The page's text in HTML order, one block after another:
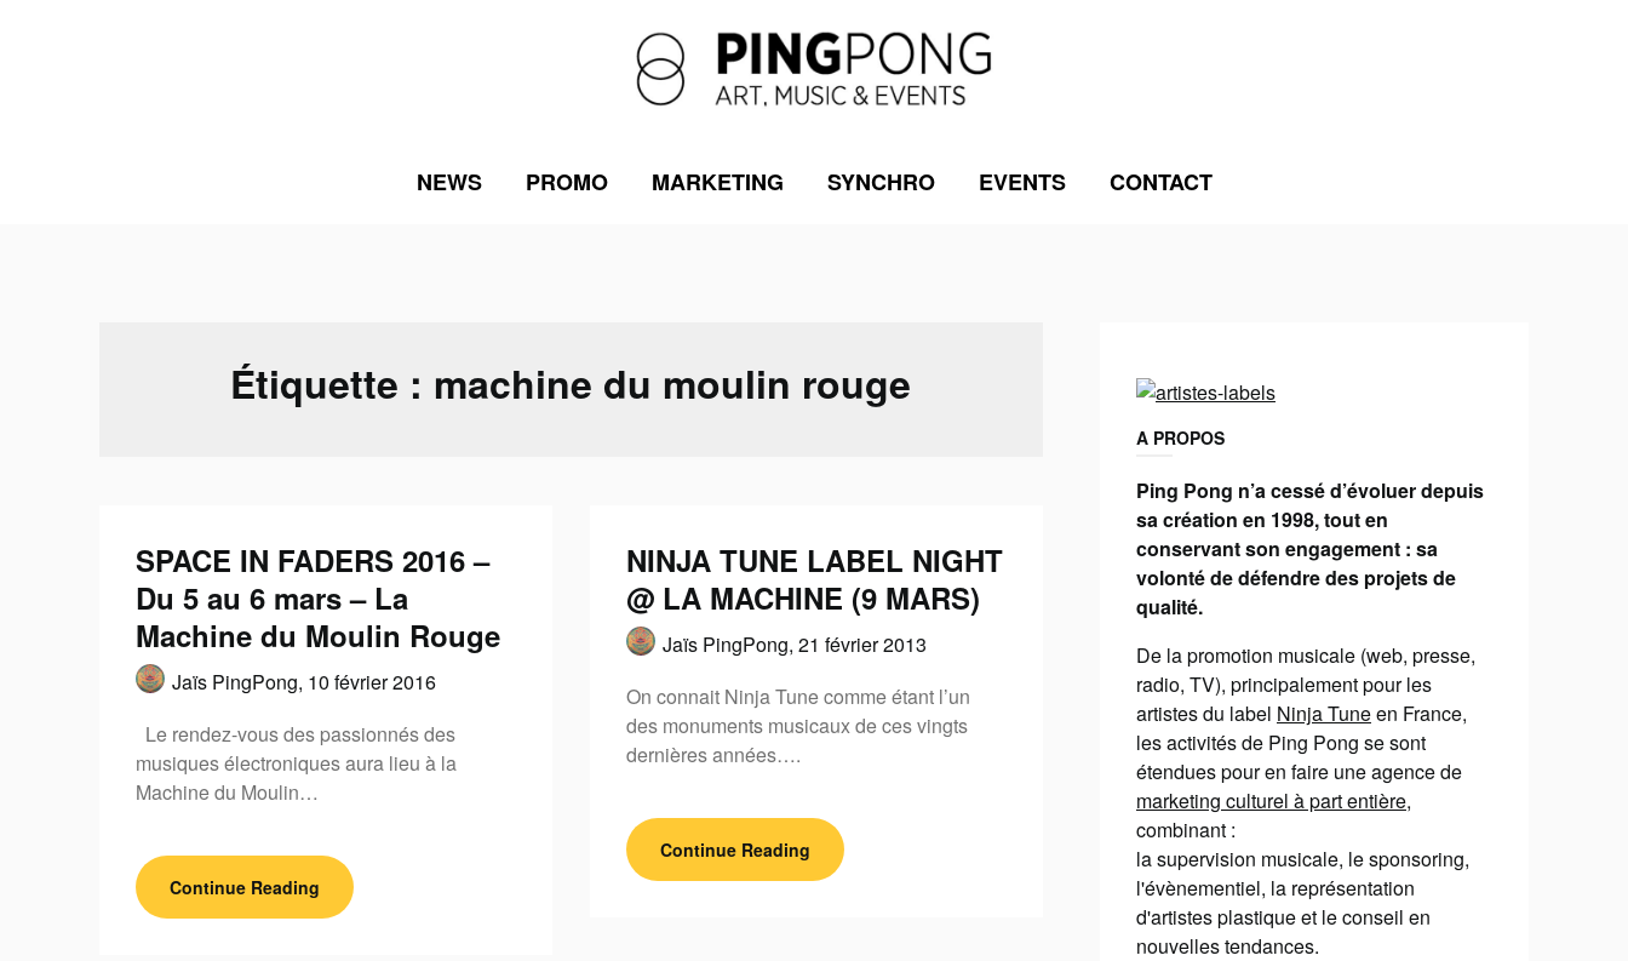
NEWS PROMO MARKETING SYNCHRO EVENTS CONTACT
Étiquette : machine du moulin rouge
SPACE IN FADERS 2016 –
Du 5 au 6 mars – La
Machine du Moulin Rouge
Jaïs PingPong, 10 février 2016
Le rendez-vous des passionnés des
musiques électroniques aura lieu à la
Machine du Moulin…
Continue Reading
NINJA TUNE LABEL NIGHT
@ LA MACHINE (9 MARS)
Jaïs PingPong, 21 février 2013
On connait Ninja Tune comme étant l’un
des monuments musicaux de ces vingts
dernières années….
Continue Reading
A PROPOS
Ping Pong n’a cessé d’évoluer depuis
sa création en 1998, tout en
conservant son engagement : sa
volonté de défendre des projets de
qualité.
De la promotion musicale (web, presse,
radio, TV), principalement pour les
artistes du label Ninja Tuneen France,
les activités de Ping Pong se sont
étendues pour en faire une agence de
marketing culturel à part entière,
combinant :
la supervision musicale, le sponsoring,
l'évènementiel, la représentation
d'artistes plastique et le conseil en
nouvelles tendances.